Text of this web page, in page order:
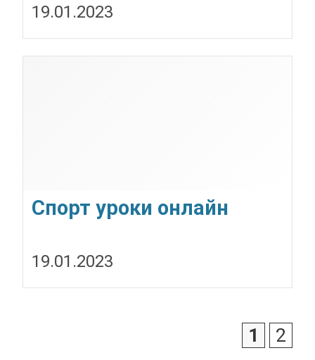
19.01.2023
Спорт уроки онлайн
19.01.2023
1 2